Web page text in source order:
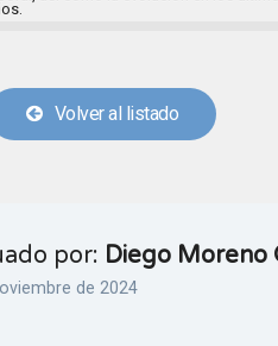
Volver al listado
por: Diego Moreno
de 2024